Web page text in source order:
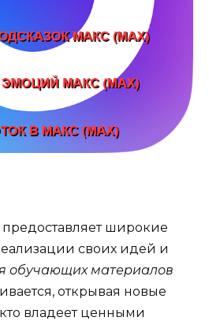
широкие
своих идей и
обучающих материалов
открывая новые
владеет ценными